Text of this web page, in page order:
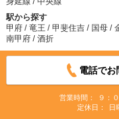
駅から探す
甲府 / 竜王 / 甲斐住吉 / 国母 /
南甲府 / 酒折
電話でお
営業時間：
９：
定休日：
日